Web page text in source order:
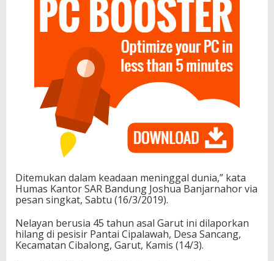
Ditemukan dalam keadaan meninggal dunia,” kata
Humas Kantor SAR Bandung Joshua Banjarnahor via
pesan singkat, Sabtu (16/3/2019).
Nelayan berusia 45 tahun asal Garut ini dilaporkan
hilang di pesisir Pantai Cipalawah, Desa Sancang,
Kecamatan Cibalong, Garut, Kamis (14/3).